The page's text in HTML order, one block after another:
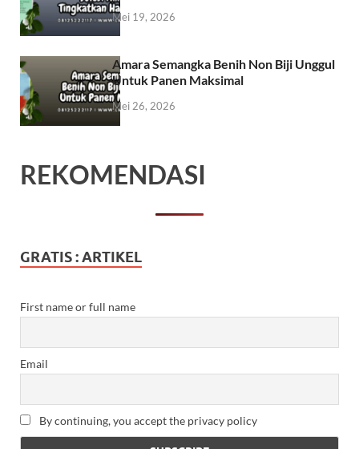
Mei 19, 2026
Amara Semangka Benih Non Biji Unggul
Untuk Panen Maksimal
Mei 26, 2026
REKOMENDASI
GRATIS : ARTIKEL
First name or full name
Email
By continuing, you accept the privacy policy